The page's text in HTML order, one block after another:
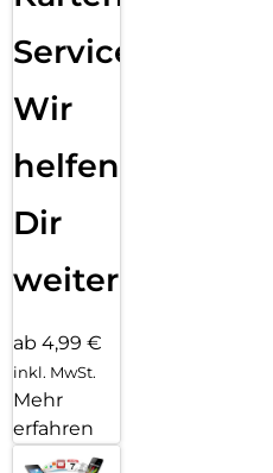
Service:
Wir
helfen
Dir
weiter
ab 4,99 €
inkl. MwSt.
Mehr
erfahren